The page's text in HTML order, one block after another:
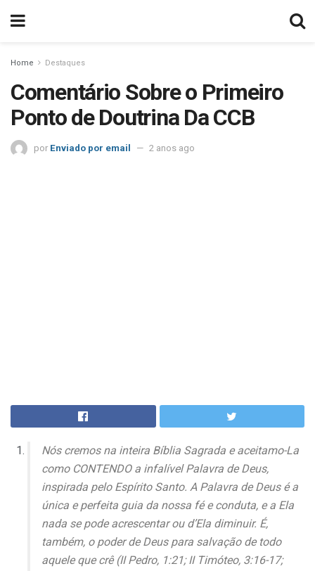
Home Destaques
Comentário Sobre o Primeiro
Ponto de Doutrina Da CCB
por Enviado por email 2 anos ago
Nós cremos na inteira Bíblia Sagrada e aceitamo-La
como CONTENDO a infalível Palavra de Deus,
inspirada pelo Espírito Santo. A Palavra de Deus é a
única e perfeita guia da nossa fé e conduta, e a Ela
nada se pode acrescentar ou d’Ela diminuir. É,
também, o poder de Deus para salvação de todo
aquele que crê (II Pedro, 1:21; II Timóteo, 3:16-17;